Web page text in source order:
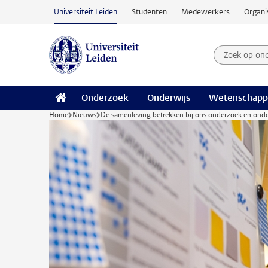
Ga naar hoofdinhoud
Universiteit Leiden Studenten Medewerkers
Zoek op
Zoekterm
Onderzoek Onderwijs
Home Nieuws De samenleving betrekken bij ons onderzoek en